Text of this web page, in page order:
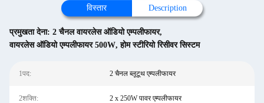
विस्तार Description
प्रमुखता देना: 2 चैनल वायरलेस ऑडियो एम्पलीफायर,
वायरलेस ऑडियो एम्पलीफायर 500W,होम स्टीरियो रिसीवर सिस्टम
1पद: 2 चैनल ब्लूटूथ एम्पलीफायर
2शक्ति: 2 x 250W पावर एम्पलीफायर